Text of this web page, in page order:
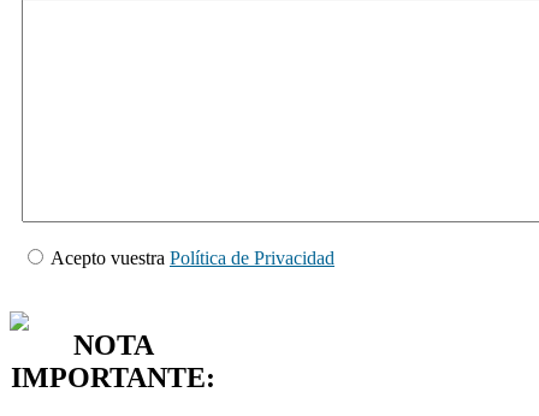
Acepto vuestra Política de Privacidad
NOTA
IMPORTANTE: